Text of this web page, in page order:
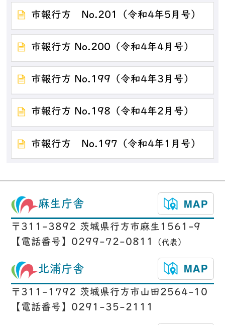
市報行方 No.201（令和4年5月号）
市報行方 No.200（令和4年4月号）
市報行方 No.199（令和4年3月号）
市報行方 No.198（令和4年2月号）
市報行方 No.197（令和4年1月号）
麻生庁舎
〒311-3892 茨城県行方市麻生1561-9
【電話番号】0299-72-0811
（代表）
北浦庁舎
〒311-1792 茨城県行方市山田2564-10
【電話番号】0291-35-2111